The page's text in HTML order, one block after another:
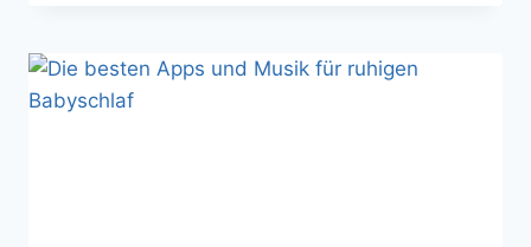
KLEINKIND